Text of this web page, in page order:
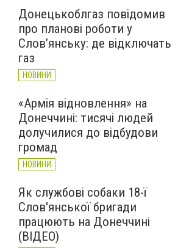
Донецькоблгаз повідомив
про планові роботи у
Слов’янську: де відключать
газ
НОВИНИ
«Армія відновлення» на
Донеччині: тисячі людей
долучилися до відбудови
громад
НОВИНИ
Як службові собаки 18-ї
Слов'янської бригади
працюють на Донеччині
(ВІДЕО)